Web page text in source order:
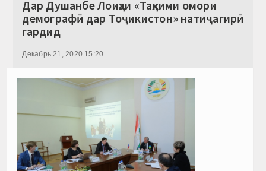
Дар Душанбе Лоиҳаи «Таҳкими омори
демографӣ дар Тоҷикистон» натиҷагирӣ
гардид
Декабрь 21, 2020 15:20